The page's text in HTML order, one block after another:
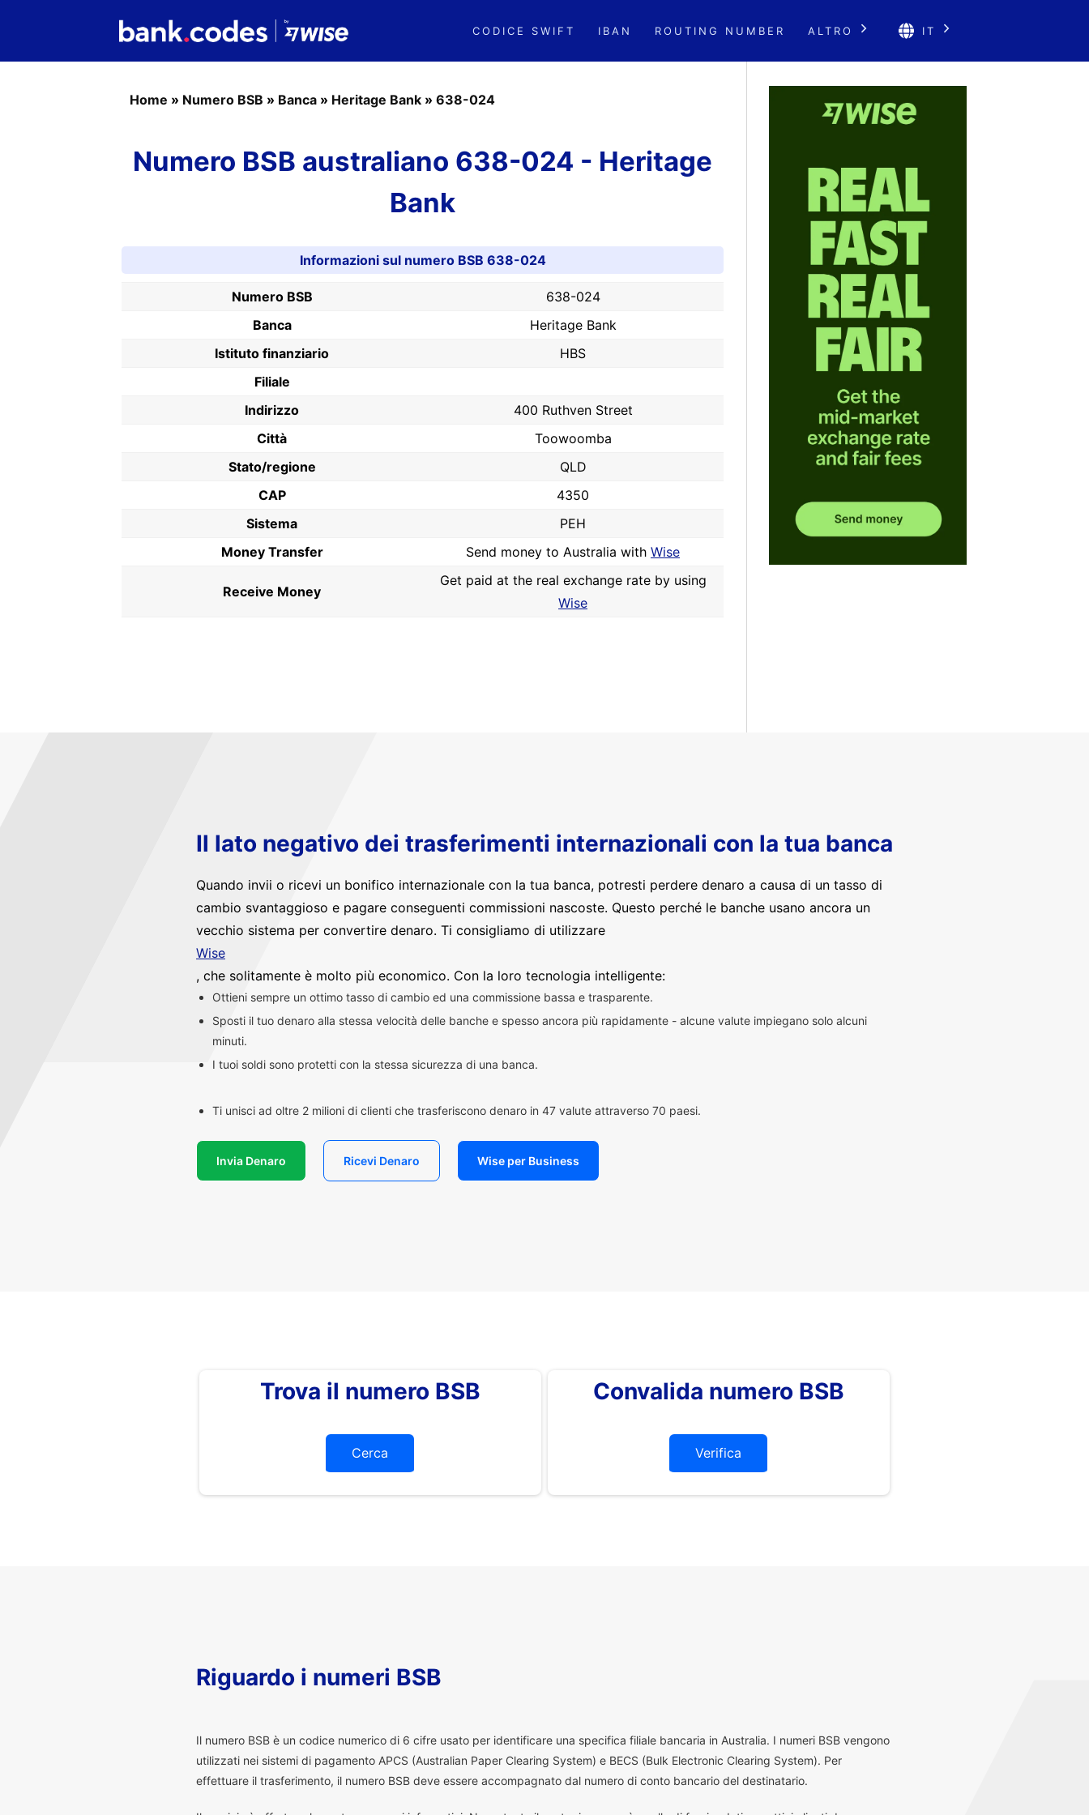
CODICE SWIFT IBAN ROUTING NUMBER ALTRO IT
Home » Numero BSB » Banca » Heritage Bank » 638-024
Numero BSB australiano 638-024 - Heritage
Bank
Informazioni sul numero BSB 638-024
Numero BSB
638-024
Banca
Heritage Bank
Istituto finanziario
HBS
Filiale
Indirizzo
400 Ruthven Street
Città
Toowoomba
Stato/regione
QLD
CAP
4350
Sistema
PEH
Money Transfer
Send money to Australia with Wise
Receive Money
Get paid at the real exchange rate by using
Wise
Il lato negativo dei trasferimenti internazionali con la tua banca
Quando invii o ricevi un bonifico internazionale con la tua banca, potresti perdere denaro a causa di un tasso di
cambio svantaggioso e pagare conseguenti commissioni nascoste. Questo perché le banche usano ancora un
vecchio sistema per convertire denaro. Ti consigliamo di utilizzare
Wise
, che solitamente è molto più economico. Con la loro tecnologia intelligente:
Ottieni sempre un ottimo tasso di cambio ed una commissione bassa e trasparente.
Sposti il tuo denaro alla stessa velocità delle banche e spesso ancora più rapidamente - alcune valute impiegano solo alcuni
minuti.
I tuoi soldi sono protetti con la stessa sicurezza di una banca.
Ti unisci ad oltre 2 milioni di clienti che trasferiscono denaro in 47 valute attraverso 70 paesi.
Invia Denaro Ricevi Denaro Wise per Business
Trova il numero BSB
Cerca
Convalida numero BSB
Verifica
Riguardo i numeri BSB
Il numero BSB è un codice numerico di 6 cifre usato per identificare una specifica filiale bancaria in Australia. I numeri BSB vengono
utilizzati nei sistemi di pagamento APCS (Australian Paper Clearing System) e BECS (Bulk Electronic Clearing System). Per
effettuare il trasferimento, il numero BSB deve essere accompagnato dal numero di conto bancario del destinatario.